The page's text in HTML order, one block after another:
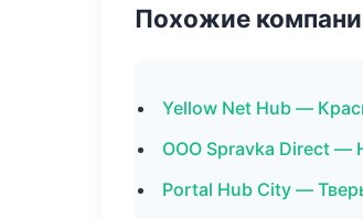
Похожие
Yellow Net Hub —
ООО Spravka Direct —
Portal Hub City —